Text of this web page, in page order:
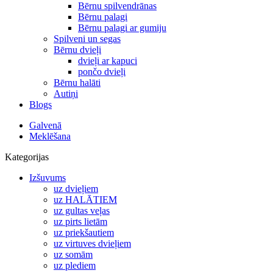
Bērnu spilvendrānas
Bērnu palagi
Bērnu palagi ar gumiju
Spilveni un segas
Bērnu dvieļi
dvieļi ar kapuci
pončo dvieļi
Bērnu halāti
Autiņi
Blogs
Galvenā
Meklēšana
Kategorijas
Izšuvums
uz dvieļiem
uz HALĀTIEM
uz gultas veļas
uz pirts lietām
uz priekšautiem
uz virtuves dvieļiem
uz somām
uz plediem